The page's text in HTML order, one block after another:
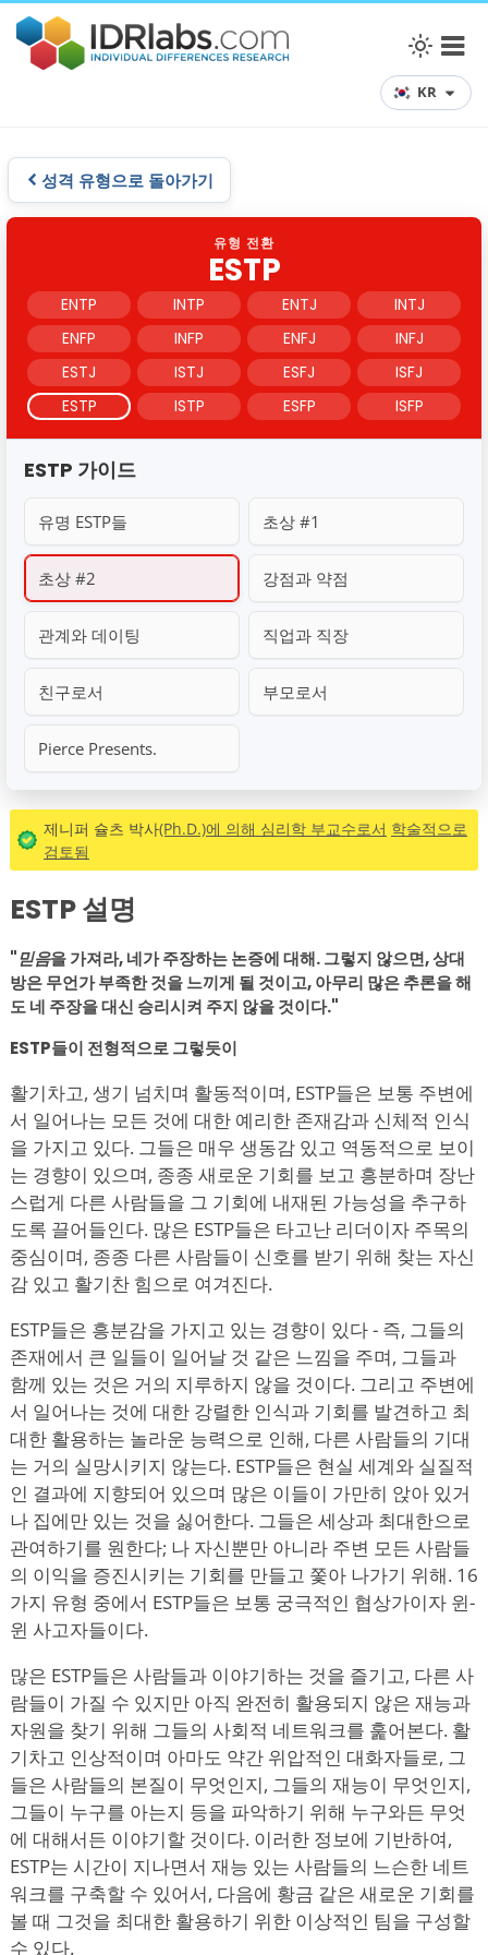
KR
성격 유형으로 돌아가기
유형 전환
ESTP
ENTP INTP ENTJ
INTJ
ENFP
INFP ENFJ
INFJ
ESTJ
ISTJ ESFJ
ISFJ
ESTP
ISTP ESFP ISFP
ESTP 가이드
유명 ESTP들 초상 #1
초상 #2 강점과 약점
관계와 데이팅 직업과 직장
친구로서 부모로서
Pierce Presents.
제니퍼 슐츠 박사(Ph.D.)에 의해 심리학 부교수로서 학술적으로
검토됨
ESTP 설명
"믿음을 가져라, 네가 주장하는 논증에 대해. 그렇지 않으면, 상대
방은 무언가 부족한 것을 느끼게 될 것이고, 아무리 많은 추론을 해
도 네 주장을 대신 승리시켜 주지 않을 것이다."
ESTP들이 전형적으로 그렇듯이
활기차고, 생기 넘치며 활동적이며, ESTP들은 보통 주변에
서 일어나는 모든 것에 대한 예리한 존재감과 신체적 인식
을 가지고 있다. 그들은 매우 생동감 있고 역동적으로 보이
는 경향이 있으며, 종종 새로운 기회를 보고 흥분하며 장난
스럽게 다른 사람들을 그 기회에 내재된 가능성을 추구하
도록 끌어들인다. 많은 ESTP들은 타고난 리더이자 주목의
중심이며, 종종 다른 사람들이 신호를 받기 위해 찾는 자신
감 있고 활기찬 힘으로 여겨진다.
ESTP들은 흥분감을 가지고 있는 경향이 있다 - 즉, 그들의
존재에서 큰 일들이 일어날 것 같은 느낌을 주며, 그들과
함께 있는 것은 거의 지루하지 않을 것이다. 그리고 주변에
서 일어나는 것에 대한 강렬한 인식과 기회를 발견하고 최
대한 활용하는 놀라운 능력으로 인해, 다른 사람들의 기대
는 거의 실망시키지 않는다. ESTP들은 현실 세계와 실질적
인 결과에 지향되어 있으며 많은 이들이 가만히 앉아 있거
나 집에만 있는 것을 싫어한다. 그들은 세상과 최대한으로
관여하기를 원한다; 나 자신뿐만 아니라 주변 모든 사람들
의 이익을 증진시키는 기회를 만들고 쫓아 나가기 위해. 16
가지 유형 중에서 ESTP들은 보통 궁극적인 협상가이자 윈-
윈 사고자들이다.
많은 ESTP들은 사람들과 이야기하는 것을 즐기고, 다른 사
람들이 가질 수 있지만 아직 완전히 활용되지 않은 재능과
자원을 찾기 위해 그들의 사회적 네트워크를 훑어본다. 활
기차고 인상적이며 아마도 약간 위압적인 대화자들로, 그
들은 사람들의 본질이 무엇인지, 그들의 재능이 무엇인지,
그들이 누구를 아는지 등을 파악하기 위해 누구와든 무엇
에 대해서든 이야기할 것이다. 이러한 정보에 기반하여,
ESTP는 시간이 지나면서 재능 있는 사람들의 느슨한 네트
워크를 구축할 수 있어서, 다음에 황금 같은 새로운 기회를
볼 때 그것을 최대한 활용하기 위한 이상적인 팀을 구성할
수 있다.